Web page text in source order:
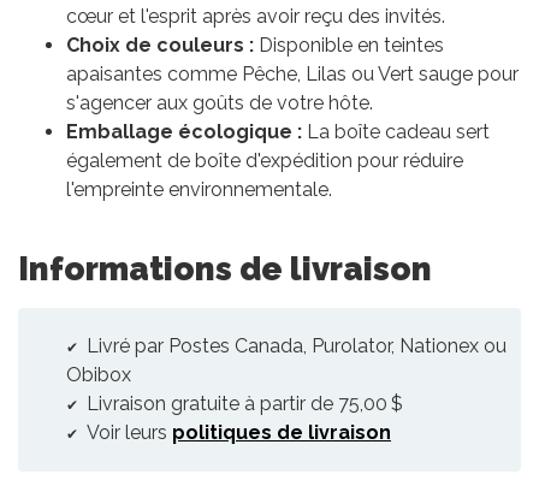
cœur et l'esprit après avoir reçu des invités.
Choix de couleurs : Disponible en teintes
apaisantes comme Pêche, Lilas ou Vert sauge pour
s'agencer aux goûts de votre hôte.
Emballage écologique : La boîte cadeau sert
également de boîte d'expédition pour réduire
l'empreinte environnementale.
Informations de livraison
Livré par Postes Canada, Purolator, Nationex ou
Obibox
Livraison gratuite à partir de 75,00 $
Voir leurs politiques de livraison